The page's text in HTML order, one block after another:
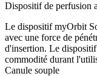
Dispositif de perfusion
Le dispositif myOrbit
avec une force de
d'insertion. Le
commodité durant
Canule souple